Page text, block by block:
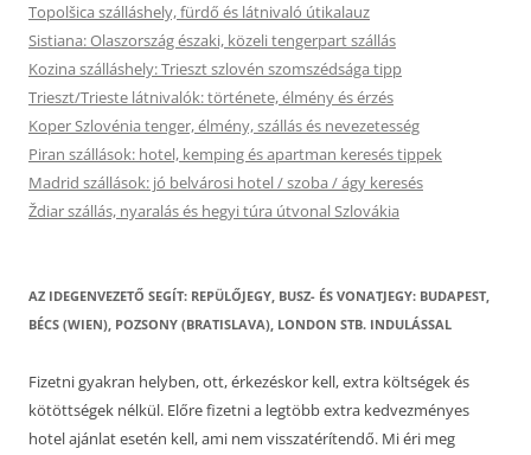
Topolšica szálláshely, fürdő és látnivaló útikalauz
Sistiana: Olaszország északi, közeli tengerpart szállás
Kozina szálláshely: Trieszt szlovén szomszédsága tipp
Trieszt/Trieste látnivalók: története, élmény és érzés
Koper Szlovénia tenger, élmény, szállás és nevezetesség
Piran szállások: hotel, kemping és apartman keresés tippek
Madrid szállások: jó belvárosi hotel / szoba / ágy keresés
Ždiar szállás, nyaralás és hegyi túra útvonal Szlovákia
AZ IDEGENVEZETŐ SEGÍT: REPÜLŐJEGY, BUSZ- ÉS VONATJEGY: BUDAPEST,
BÉCS (WIEN), POZSONY (BRATISLAVA), LONDON STB. INDULÁSSAL
Fizetni gyakran helyben, ott, érkezéskor kell, extra költségek és
kötöttségek nélkül. Előre fizetni a legtöbb extra kedvezményes
hotel ajánlat esetén kell, ami nem visszatérítendő. Mi éri meg